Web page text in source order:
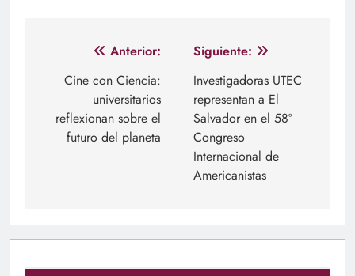
Navegación
entradas
Anterior:
Cine con Ciencia:
universitarios
reflexionan sobre el
futuro del planeta
Siguiente:
Investigadoras UTEC
representan a El
Salvador en el 58º
Congreso
Internacional de
Americanistas